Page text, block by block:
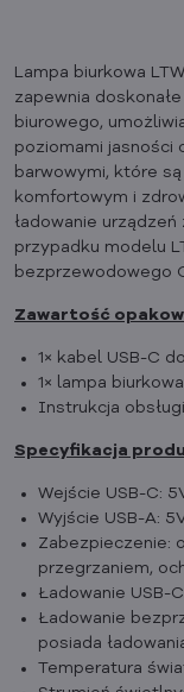
Lampa biurkowa
zapewnia
biurowego,
poziomami jasności
barwowymi, które
komfortowym i
ładowanie
przypadku modelu
bezprzewodowego
Zawartość
1× kabel USB-C
1× lampa
Instrukcja obsługi
Specyfikacja
Wejście USB-C:
Wyjście USB-A:
Zabezpieczenie:
przegrzaniem,
Ładowanie USB-
Ładowanie
posiada
Temperatura